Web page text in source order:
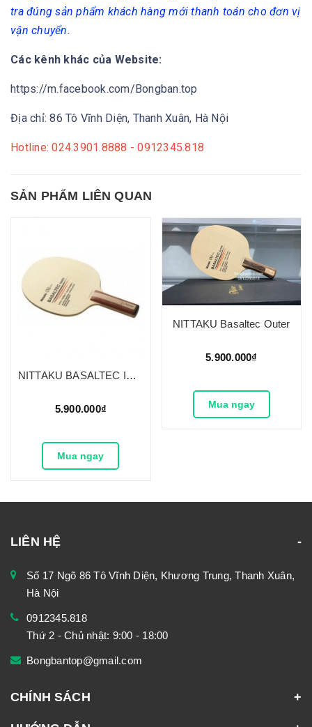
tra đúng sản phẩm khách hàng mới thanh toán cho đơn vị
vận chuyển.
Các kênh khác của Website:
https://m.facebook.com/Bongban.top
Địa chỉ: 86 Tô Vĩnh Diện, Thanh Xuân, Hà Nội
Hotline: 024.3901.8888 - 0912345.818
SẢN PHẨM LIÊN QUAN
NITTAKU BASALTEC INNER
5.900.000₫
Mua ngay
NITTAKU Basaltec Outer
5.900.000₫
Mua ngay
LIÊN HỆ
Số 17 Ngõ 86 Tô Vĩnh Diện, Khương Trung, Thanh Xuân,
Hà Nội
0912345.818
Thứ 2 - Chủ nhật: 9:00 - 18:00
Bongbantop@gmail.com
CHÍNH SÁCH